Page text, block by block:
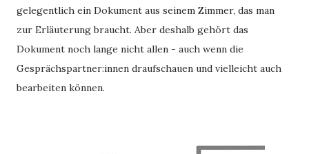
gelegentlich ein Dokument aus seinem Zimmer, das man
zur Erläuterung braucht. Aber deshalb gehört das
Dokument noch lange nicht allen - auch wenn die
Gesprächspartner:innen draufschauen und vielleicht auch
bearbeiten können.